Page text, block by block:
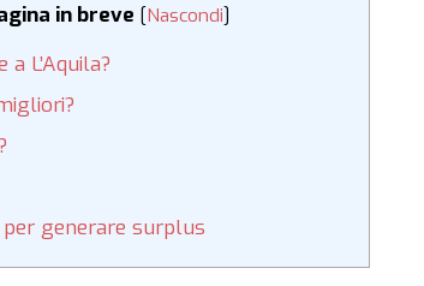
in breve [Nascondi]
L’Aquila?
per generare surplus